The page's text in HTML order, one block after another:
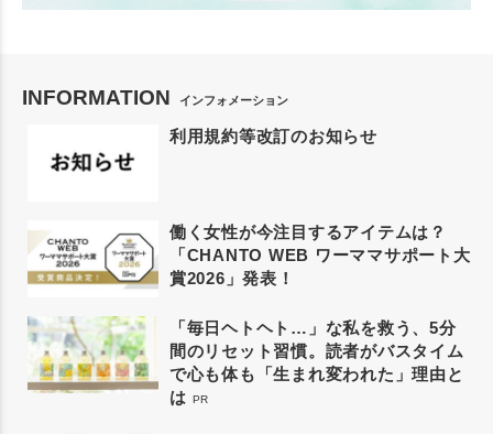
INFORMATION インフォメーション
利用規約等改訂のお知らせ
働く女性が今注目するアイテムは？
「CHANTO WEB ワーママサポート大
賞2026」発表！
「毎日ヘトヘト…」な私を救う、5分
間のリセット習慣。読者がバスタイム
で心も体も「生まれ変われた」理由と
は PR